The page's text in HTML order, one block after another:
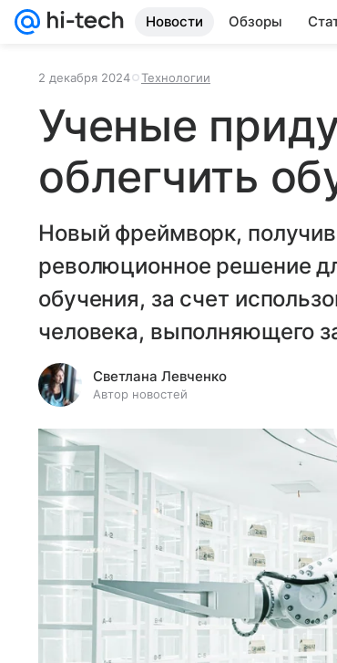
Новости Обзоры
2 декабря 2024 Технологии
Ученые
облегчить
Новый фреймворк,
революционное решение
обучения, за счет
человека, выполняющего
Светлана Левченко
Автор новостей